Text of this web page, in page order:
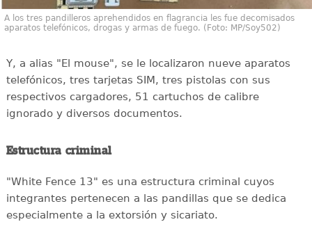
A los tres pandilleros aprehendidos en flagrancia les fue decomisados
aparatos telefónicos, drogas y armas de fuego. (Foto: MP/Soy502)
Y, a alias "El mouse", se le localizaron nueve aparatos
telefónicos, tres tarjetas SIM, tres pistolas con sus
respectivos cargadores, 51 cartuchos de calibre
ignorado y diversos documentos.
Estructura criminal
"White Fence 13" es una estructura criminal cuyos
integrantes pertenecen a las pandillas que se dedica
especialmente a la extorsión y sicariato.